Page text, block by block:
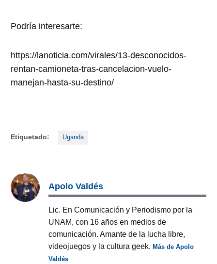
Podría interesarte:
https://lanoticia.com/virales/13-desconocidos-
rentan-camioneta-tras-cancelacion-vuelo-
manejan-hasta-su-destino/
Etiquetado: Uganda
Apolo Valdés
Lic. En Comunicación y Periodismo por la
UNAM, con 16 años en medios de
comunicación. Amante de la lucha libre,
videojuegos y la cultura geek.Más de Apolo
Valdés